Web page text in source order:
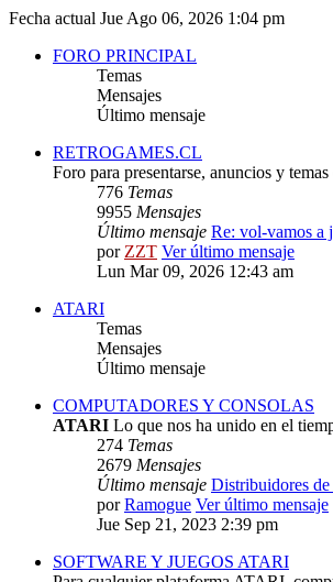
Fecha actual Jue Ago 06, 2026 1:04 pm
FORO PRINCIPAL
Temas
Mensajes
Último mensaje
RETROGAMES.CL
Foro para presentarse, anuncios y
776 Temas
9955 Mensajes
Último mensaje Re: vol-vamos a
porZZT Ver último mensaje
Lun Mar 09, 2026 12:43 am
ATARI
Temas
Mensajes
Último mensaje
COMPUTADORES Y CONSOLAS
ATARI Lo que nos ha unido en el
274 Temas
2679 Mensajes
Último mensaje Distribuidores
porRamogue Ver último mensaje
Jue Sep 21, 2023 2:39 pm
SOFTWARE Y JUEGOS ATARI